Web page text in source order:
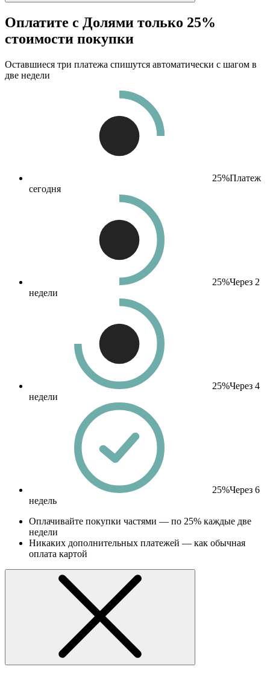
Оплатите с Долями только 25%
стоимости покупки
Оставшиеся три платежа спишутся автоматически с шагом в
две недели
25%Платеж
сегодня
25%Через 2
недели
25%Через 4
недели
25%Через 6
недель
Оплачивайте покупки частями — по 25% каждые две
недели
Никаких дополнительных платежей — как обычная
оплата картой